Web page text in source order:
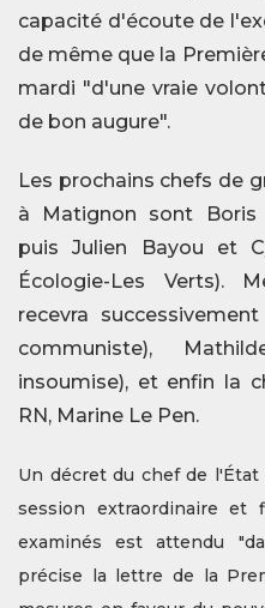
capacité d'écoute de
de même que la
mardi "d'une vraie
de bon augure".
Les prochains chefs de
à Matignon sont Boris
puis Julien Bayou et
Écologie-Les Verts).
recevra
communiste),
insoumise), et enfin la
RN, Marine Le Pen.
Un décret du chef de
session extraordinaire
examinés est attendu
précise la lettre de la